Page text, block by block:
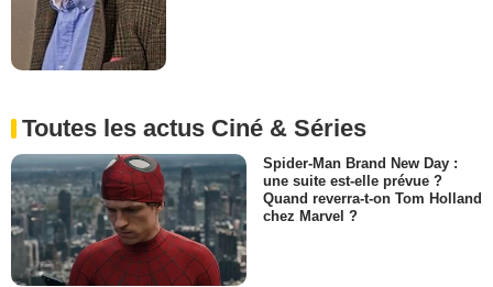
Toutes les actus Ciné & Séries
Spider-Man Brand New Day :
une suite est-elle prévue ?
Quand reverra-t-on Tom Holland
chez Marvel ?